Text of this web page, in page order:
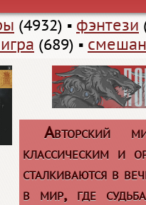
(4932) ▪ фэнтези
(689) ▪
Авторский
классическим и
сталкиваются в
в мир, где